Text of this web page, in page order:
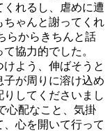
れるし、虐めに遭
ちゃんと謝ってくれ
らからきちんと話
協力的でした。
よう、伸ばそうと
子が周りに溶け込め
してくださいまし
心配なこと、気掛
心を開いて行って